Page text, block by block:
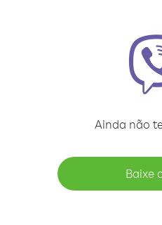
Ainda não
Baixe